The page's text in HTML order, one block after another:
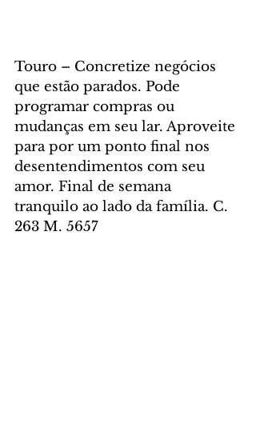
Touro – Concretize negócios
que estão parados. Pode
programar compras ou
mudanças em seu lar. Aproveite
para por um ponto final nos
desentendimentos com seu
amor. Final de semana
tranquilo ao lado da família. C.
263 M. 5657